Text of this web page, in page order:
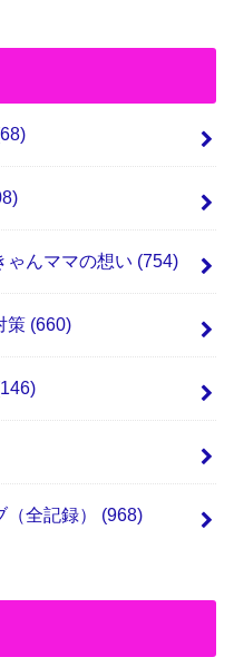
ゃんママの想い (754)
策 (660)
全記録） (968)